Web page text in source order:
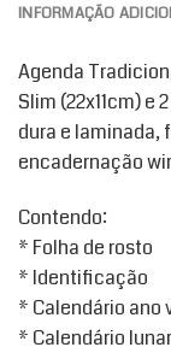
INFORMAÇÃO
Agenda
Slim (22x11cm) e
dura e
encadernação
Contendo:
* Folha de rosto
* Identificação
* Calendário ano
* Calendário lunar